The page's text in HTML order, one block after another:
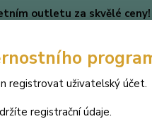
outletu za skvělé ceny!
Hledat
registrovat uživatelský účet.
registrační údaje.